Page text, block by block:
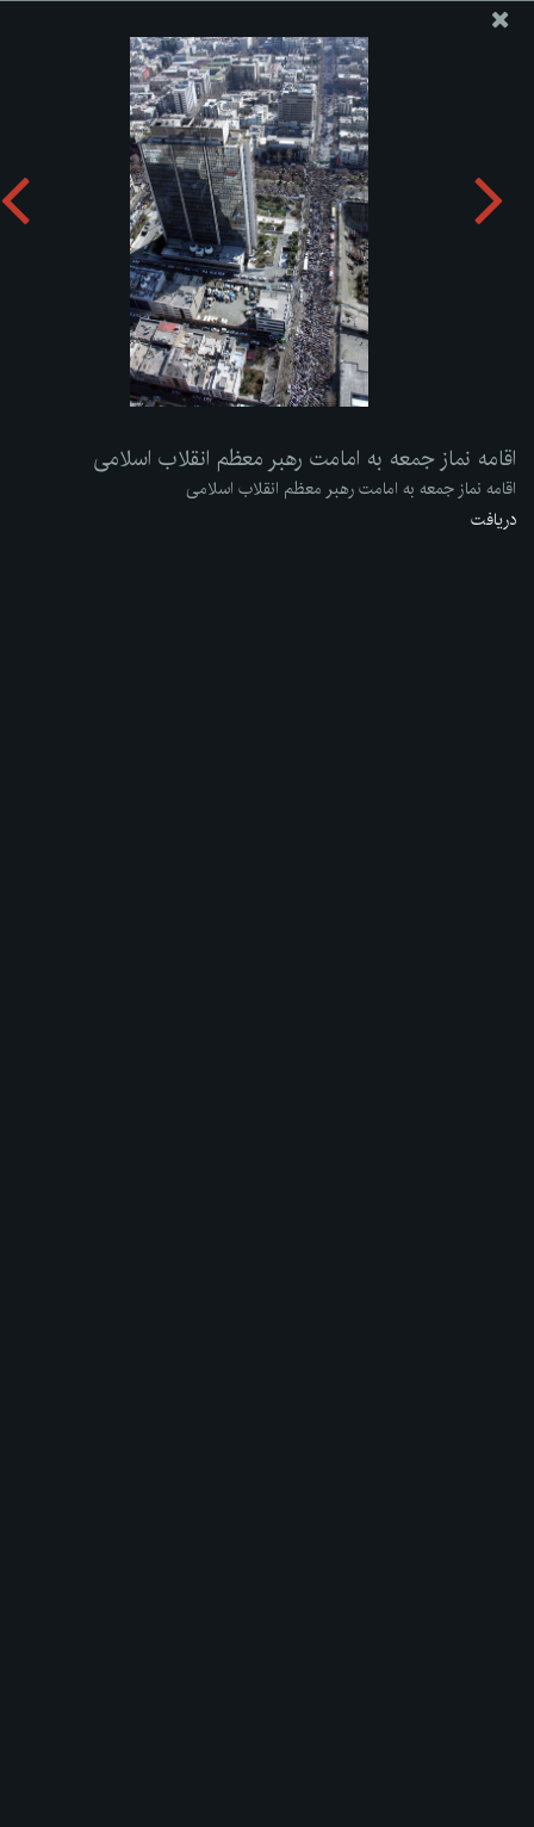
پایگاه اطلاع رسانی دفتر مقام معظم رهبری
ارسال نامه
وجوهات
اقامه نماز جمعه به امامت رهبر معظم انقلاب اسلامی
zip
اقامه نماز جمعه به امامت رهبر معظم انقلاب اسلامی
اقامه نماز جمعه به امامت رهبر معظم انقلاب اسلامی
دریافت